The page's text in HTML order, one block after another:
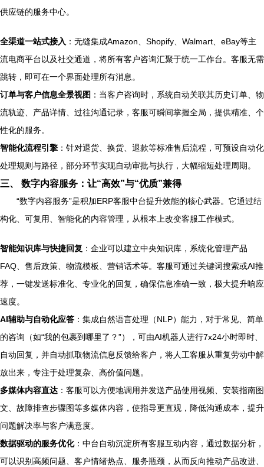
供应链的服务中心。
全渠道一站式接入 ：无缝集成Amazon、Shopify、Walmart、eBay等主
流电商平台以及社交通道，将所有客户咨询汇聚于统一工作台。客服无需
跳转，即可在一个界面处理所有消息。
订单与客户信息全景视图 ：当客户咨询时，系统自动关联其历史订单、物
流轨迹、产品详情、过往沟通记录，客服可瞬间掌握全局，提供精准、个
性化的服务。
智能化流程引擎 ：针对退货、换货、退款等标准售后流程，可预设自动化
处理规则与路径，部分环节实现自动审批与执行，大幅缩短处理周期。
三、 数字内容服务：让“高效”与“优质”兼得
“数字内容服务”是积加ERP客服中台提升效能的核心武器。它通过结
构化、可复用、智能化的内容管理，从根本上改变客服工作模式。
智能知识库与快捷回复 ：企业可以建立中央知识库，系统化管理产品
FAQ、售后政策、物流模板、营销话术等。客服可通过关键词搜索或AI推
荐，一键发送标准化、专业化的回复，确保信息准确一致，极大提升响应
速度。
AI辅助与自动化应答 ：集成自然语言处理（NLP）能力，对于常见、简单
的咨询（如“我的包裹到哪里了？”），可由AI机器人进行7x24小时即时、
自动回复，并自动抓取物流信息反馈给客户，将人工客服从重复劳动中解
放出来，专注于处理复杂、高价值问题。
多媒体内容直达 ：客服可以方便地调用并发送产品使用视频、安装指南图
文、故障排查步骤图等多媒体内容，使指导更直观，降低沟通成本，提升
问题解决率与客户满意度。
数据驱动的服务优化：中台自动沉淀所有客服互动内容，通过数据分析，
可以识别高频问题、客户情绪热点、服务瓶颈，从而反向推动产品改进、